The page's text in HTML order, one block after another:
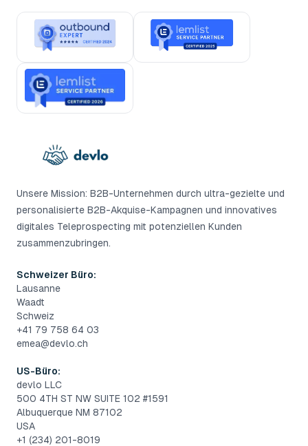
Unsere Mission: B2B-Unternehmen durch ultra-gezielte und
personalisierte B2B-Akquise-Kampagnen und innovatives
digitales Teleprospecting mit potenziellen Kunden
zusammenzubringen.
Schweizer Büro:
Lausanne
Waadt
Schweiz
+41 79 758 64 03
emea@devlo.ch
US-Büro:
devlo LLC
500 4TH ST NW SUITE 102 #1591
Albuquerque NM 87102
USA
+1 (234) 201-8019